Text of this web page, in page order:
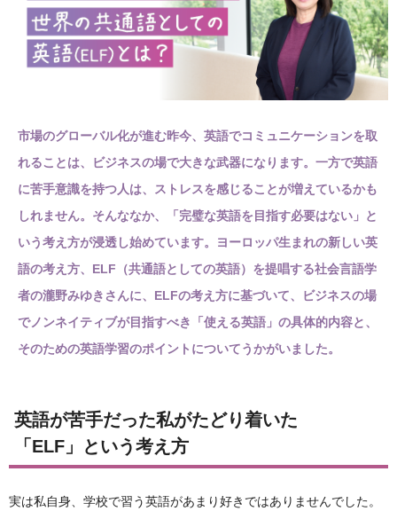
市場のグローバル化が進む昨今、英語でコミュニケーションを取
れることは、ビジネスの場で大きな武器になります。一方で英語
に苦手意識を持つ人は、ストレスを感じることが増えているかも
しれません。そんななか、「完璧な英語を目指す必要はない」と
いう考え方が浸透し始めています。ヨーロッパ生まれの新しい英
語の考え方、ELF（共通語としての英語）を提唱する社会言語学
者の瀧野みゆきさんに、ELFの考え方に基づいて、ビジネスの場
でノンネイティブが目指すべき「使える英語」の具体的内容と、
そのための英語学習のポイントについてうかがいました。
英語が苦手だった私がたどり着いた
「ELF」という考え方
実は私自身、学校で習う英語があまり好きではありませんでした。